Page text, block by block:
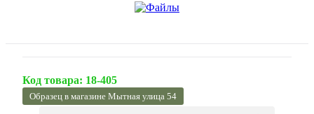
Код товара: 18-405
Образец в магазине Мытная улица 54